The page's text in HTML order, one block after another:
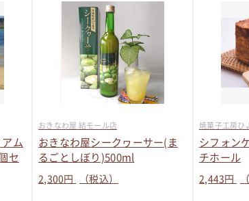
アム
セ
おきなわ屋 結モール店
おきなわ屋シークヮーサー(ま
るごとしぼり)500ml
2,300円 （税込）
焼菓子工房ひ
シフォン
チホール
2,443円